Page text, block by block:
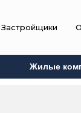
Застройщики
Жилые